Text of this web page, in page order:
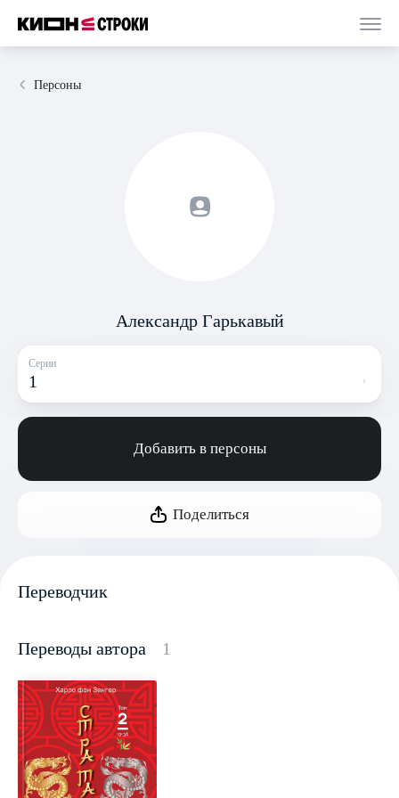
Персоны
Александр Гарькавый
Серии
1
Добавить в персоны
Поделиться
Переводчик
Переводы автора 1